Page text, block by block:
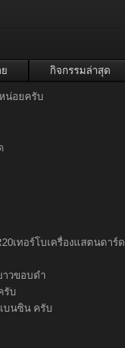
กิจกรรมล่าสุด
น่อยครับ
เทอร์โบเครื่องแสตนดาร์ด
วขอบดำ
รับ
บนซิน ครับ